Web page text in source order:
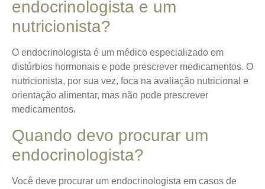
endocrinologista e um
nutricionista?
O endocrinologista é um médico especializado em
distúrbios hormonais e pode prescrever medicamentos. O
nutricionista, por sua vez, foca na avaliação nutricional e
orientação alimentar, mas não pode prescrever
medicamentos.
Quando devo procurar um
endocrinologista?
Você deve procurar um endocrinologista em casos de